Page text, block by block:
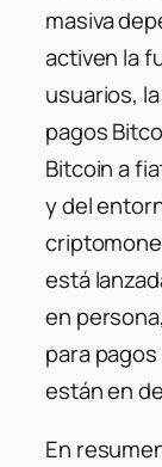
masiva
activen la
usuarios,
pagos
Bitcoin a
y del
está
en
para
están en
En